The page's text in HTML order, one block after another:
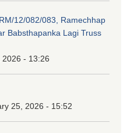
12/082/083, Ramechhap
Babsthapanka Lagi Truss
2026 - 13:26
25, 2026 - 15:52